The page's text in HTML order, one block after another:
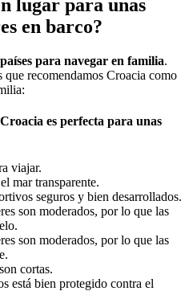
lugar para unas
en barco?
para navegar en familia.
que recomendamos Croacia como
es perfecta para unas
viajar.
mar transparente.
seguros y bien desarrollados.
son moderados, por lo que las
son moderados, por lo que las
cortas.
está bien protegido contra el